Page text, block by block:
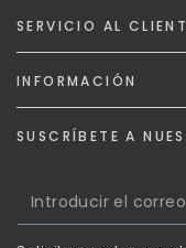
SERVICIO AL
INFORMACIÓN
SUSCRÍBETE A
Introducir
el